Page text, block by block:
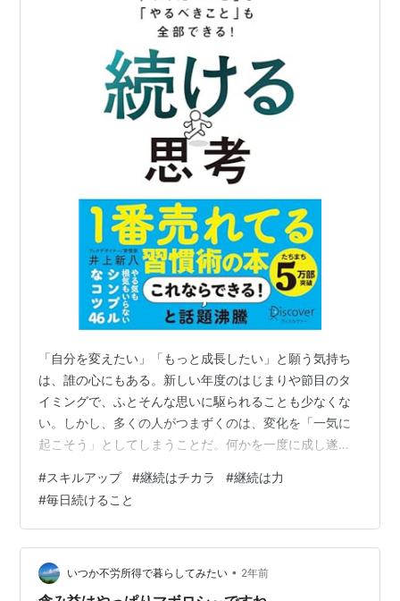
「自分を変えたい」「もっと成長したい」と願う気持ち
は、誰の心にもある。新しい年度のはじまりや節目のタ
イミングで、ふとそんな思いに駆られることも少なくな
い。しかし、多くの人がつまずくのは、変化を「一気に
起こそう」としてしまうことだ。何かを一度に成し遂げ
わりたいという願いが、かえって自分を追い詰めてしま
うのは、とてももったいない。 本当に自分を変えたいな
ら、「焦らず、毎日続けること」に尽きる。どんなに小
さな一歩でも、それを毎日続けることができれば、やが
て大きな成果へとつながっていく。英単語を一日5つ覚え
る。筋トレを5分だけやる。日記を3行だけ書く。…
#スキルアップ #継続はチカラ #継続は力
#毎日続けること
いつか不労所得で暮らしてみたい • 2年前